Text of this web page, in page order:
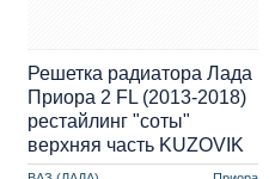
Решетка радиатора Лада
Приора 2 FL (2013-2018)
рестайлинг "соты"
верхняя часть KUZOVIK